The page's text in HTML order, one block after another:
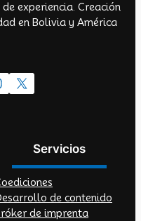
experiencia. Creación
en Bolivia y América
X
Servicios
de contenido
de imprenta